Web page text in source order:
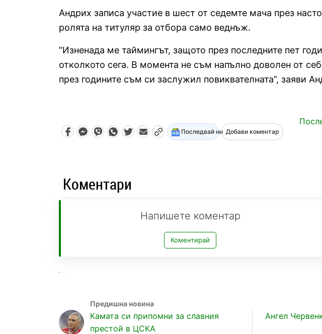
Андрих записа участие в шест от седемте мача през
ролята на титуляр за отбора само веднъж.
“Изненада ме таймингът, защото през последните пет
отколкото сега. В момента не съм напълно доволен от
през годините съм си заслужил повиквателната”, заяви
Последвай ни Добави коментар
Коментари
Напишете коментар
Коментирай
Камата си припомни за славния
престой в ЦСКА
Ангел